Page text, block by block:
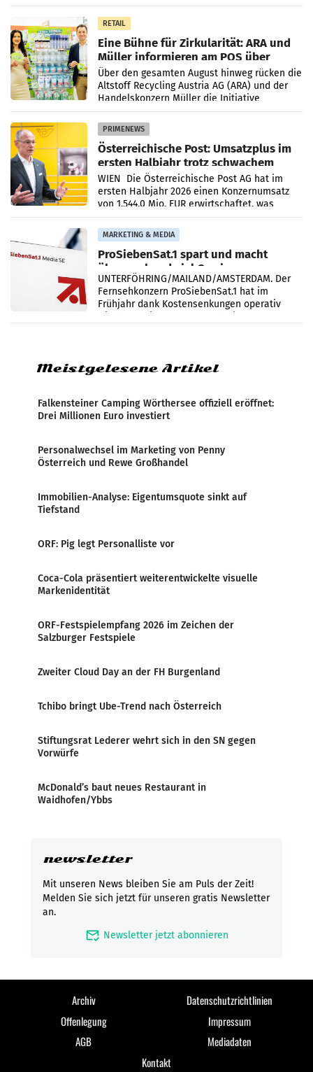
RETAIL
Eine Bühne für Zirkularität: ARA und
Müller informieren am POS über
Kreislauffähigkeit
Über den gesamten August hinweg rücken die
Altstoff Recycling Austria AG (ARA) und der
Handelskonzern Müller die Initiative
„Kreislauf-Helden“ in allen österreichischen
Müller-Filialen
PRIMENEWS
Österreichische Post: Umsatzplus im
ersten Halbjahr trotz schwachem
Briefgeschäft
WIEN Die Österreichische Post AG hat im
ersten Halbjahr 2026 einen Konzernumsatz
von 1.544,0 Mio. EUR erwirtschaftet, was
einem Plus von 3,8 Prozent gegenüber dem
Vergleichszeitraum
MARKETING & MEDIA
ProSiebenSat.1 spart und macht
überraschend viel Gewinn
UNTERFÖHRING/MAILAND/AMSTERDAM. Der
Fernsehkonzern ProSiebenSat.1 hat im
Frühjahr dank Kostensenkungen operativ
Meistgelesene Artikel
Falkensteiner Camping Wörthersee offiziell eröffnet:
Drei Millionen Euro investiert
Personalwechsel im Marketing von Penny
Österreich und Rewe Großhandel
Immobilien-Analyse: Eigentumsquote sinkt auf
Tiefstand
ORF: Pig legt Personalliste vor
Coca-Cola präsentiert weiterentwickelte visuelle
Markenidentität
ORF-Festspielempfang 2026 im Zeichen der
Salzburger Festspiele
Zweiter Cloud Day an der FH Burgenland
Tchibo bringt Ube-Trend nach Österreich
Stiftungsrat Lederer wehrt sich in den SN gegen
Vorwürfe
McDonald’s baut neues Restaurant in
Waidhofen/Ybbs
newsletter
Mit unseren News bleiben Sie am Puls der Zeit!
Melden Sie sich jetzt für unseren gratis Newsletter
an.
mark_email_read Newsletter jetzt abonnieren
Archiv
Datenschutzrichtlinien
Offenlegung
Impressum
AGB
Mediadaten
Kontakt